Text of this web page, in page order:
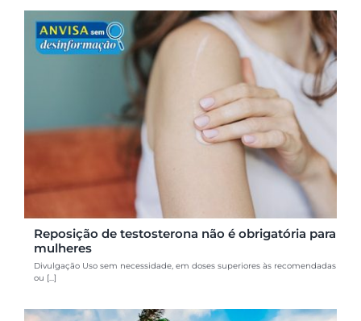
Reposição de testosterona não é obrigatória para
mulheres
Divulgação Uso sem necessidade, em doses superiores às recomendadas
ou [...]